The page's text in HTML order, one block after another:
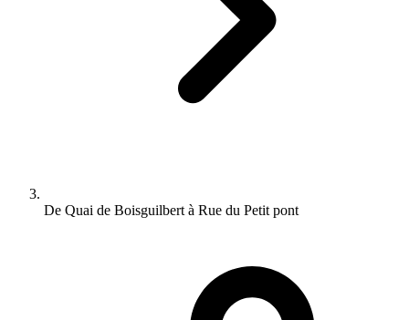
De Quai de Boisguilbert à Rue du Petit pont